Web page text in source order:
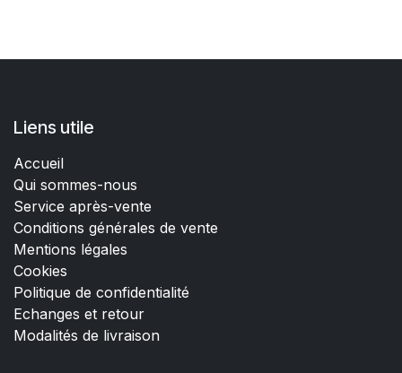
Liens utile
Accueil
Qui sommes-nous
Service après-vente
Conditions générales de vente
Mentions légales
Cookies
Politique de confidentialité
Echanges et retour
Modalités de livraison